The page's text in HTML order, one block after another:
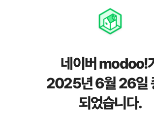
네이버 modoo!
2025년 6월 26일
되었습니다.